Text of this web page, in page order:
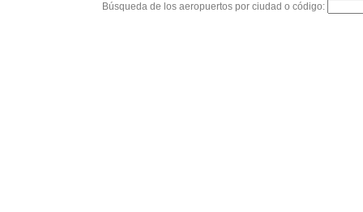
Búsqueda de los aeropuertos por ciudad o código: